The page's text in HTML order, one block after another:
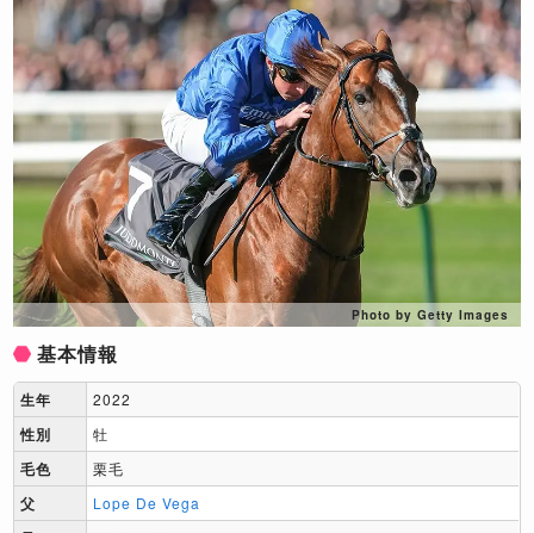
Photo by Getty Images
基本情報
生年 2022
性別 牡
毛色 栗毛
父 Lope De Vega